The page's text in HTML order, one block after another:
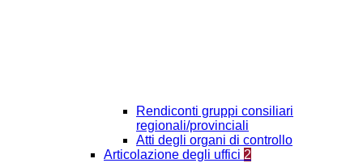
Rendiconti gruppi consiliari
regionali/provinciali
Atti degli organi di controllo
Articolazione degli uffici 2